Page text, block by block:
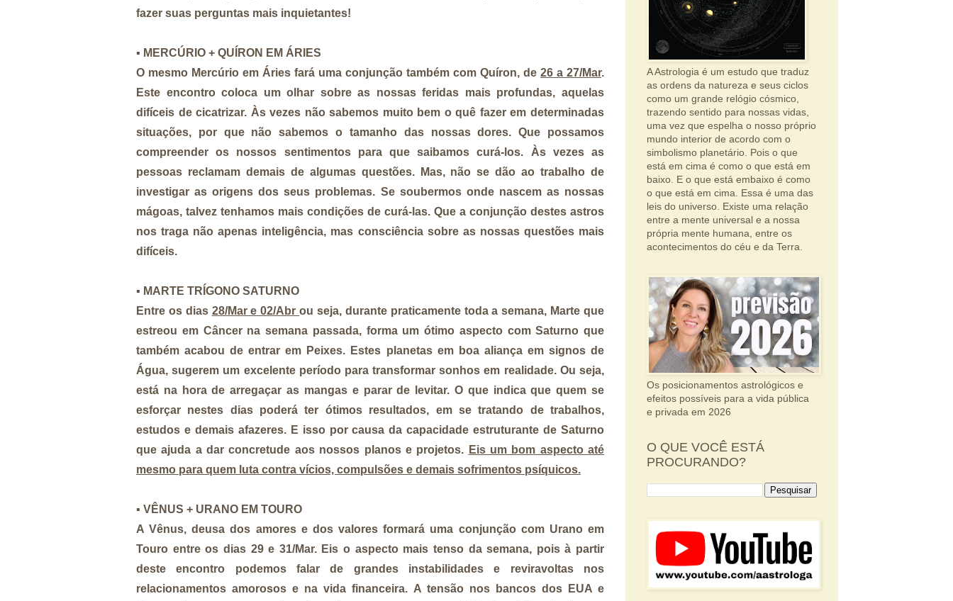
fazer suas perguntas mais inquietantes!
▪️ MERCÚRIO + QUÍRON EM ÁRIES
O mesmo Mercúrio em Áries fará uma conjunção também com Quíron, de 26 a 27/Mar.
Este encontro coloca um olhar sobre as nossas feridas mais profundas, aquelas
difíceis de cicatrizar. Às vezes não sabemos muito bem o quê fazer em determinadas
situações, por que não sabemos o tamanho das nossas dores. Que possamos
compreender os nossos sentimentos para que saibamos curá-los. Às vezes as
pessoas reclamam demais de algumas questões. Mas, não se dão ao trabalho de
investigar as origens dos seus problemas. Se soubermos onde nascem as nossas
mágoas, talvez tenhamos mais condições de curá-las. Que a conjunção destes astros
nos traga não apenas inteligência, mas consciência sobre as nossas questões mais
difíceis.
▪️ MARTE TRÍGONO SATURNO
Entre os dias 28/Mar e 02/Abrou seja, durante praticamente toda a semana, Marte que
estreou em Câncer na semana passada, forma um ótimo aspecto com Saturno que
também acabou de entrar em Peixes. Estes planetas em boa aliança em signos de
Água, sugerem um excelente período para transformar sonhos em realidade. Ou seja,
está na hora de arregaçar as mangas e parar de levitar. O que indica que quem se
esforçar nestes dias poderá ter ótimos resultados, em se tratando de trabalhos,
estudos e demais afazeres. E isso por causa da capacidade estruturante de Saturno
que ajuda a dar concretude aos nossos planos e projetos. Eis um bom aspecto até
mesmo para quem luta contra vícios, compulsões e demais sofrimentos psíquicos.
▪️ VÊNUS + URANO EM TOURO
A Vênus, deusa dos amores e dos valores formará uma conjunção com Urano em
Touro entre os dias 29 e 31/Mar. Eis o aspecto mais tenso da semana, pois à partir
deste encontro podemos falar de grandes instabilidades e reviravoltas nos
relacionamentos amorosos e na vida financeira. A tensão nos bancos dos EUA e
A Astrologia é um estudo que traduz
as ordens da natureza e seus ciclos
como um grande relógio cósmico,
trazendo sentido para nossas vidas,
uma vez que espelha o nosso próprio
mundo interior de acordo com o
simbolismo planetário. Pois o que
está em cima é como o que está em
baixo. E o que está embaixo é como
o que está em cima. Essa é uma das
leis do universo. Existe uma relação
entre a mente universal e a nossa
própria mente humana, entre os
acontecimentos do céu e da Terra.
Os posicionamentos astrológicos e
efeitos possíveis para a vida pública
e privada em 2026
O QUE VOCÊ ESTÁ
PROCURANDO?